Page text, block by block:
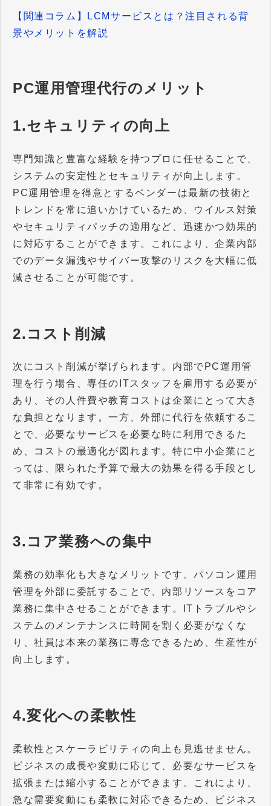
【関連コラム】LCMサービスとは？注目される背
景やメリットを解説
PC運用管理代行のメリット
1.セキュリティの向上
専門知識と豊富な経験を持つプロに任せることで、
システムの安定性とセキュリティが向上します。
PC運用管理を得意とするベンダーは最新の技術と
トレンドを常に追いかけているため、ウイルス対策
やセキュリティパッチの適用など、迅速かつ効果的
に対応することができます。これにより、企業内部
でのデータ漏洩やサイバー攻撃のリスクを大幅に低
減させることが可能です。
2.コスト削減
次にコスト削減が挙げられます。内部でPC運用管
理を行う場合、専任のITスタッフを雇用する必要が
あり、その人件費や教育コストは企業にとって大き
な負担となります。一方、外部に代行を依頼するこ
とで、必要なサービスを必要な時に利用できるた
め、コストの最適化が図れます。特に中小企業にと
っては、限られた予算で最大の効果を得る手段とし
て非常に有効です。
3.コア業務への集中
業務の効率化も大きなメリットです。パソコン運用
管理を外部に委託することで、内部リソースをコア
業務に集中させることができます。ITトラブルやシ
ステムのメンテナンスに時間を割く必要がなくな
り、社員は本来の業務に専念できるため、生産性が
向上します。
4.変化への柔軟性
柔軟性とスケーラビリティの向上も見逃せません。
ビジネスの成長や変動に応じて、必要なサービスを
拡張または縮小することができます。これにより、
急な需要変動にも柔軟に対応できるため、ビジネス